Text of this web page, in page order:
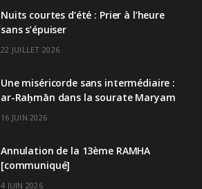
Nuits courtes d’été : Prier à l’heure
sans s’épuiser
22 JUILLET 2026
Une miséricorde sans intermédiaire :
ar-Raḥmān dans la sourate Maryam
16 JUIN 2026
Annulation de la 13ème RAMHA
[communiqué]
4 JUIN 2026